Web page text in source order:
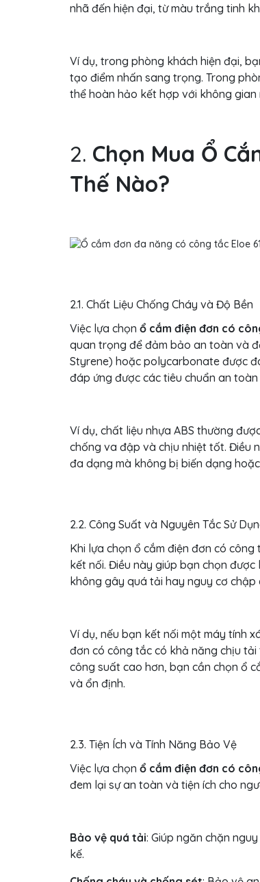
nhã đến hiện đại, từ màu trắng tinh
Ví dụ, trong phòng khách hiện đại,
tạo điểm nhấn sang trọng. Trong
thể hoàn hảo kết hợp với không gian
2. Chọn Mua Ổ
Thế Nào?
2.1. Chất Liệu Chống Cháy và Độ Bền
Việc lựa chọn ổ cắm điện đơn có
quan trọng để đảm bảo an toàn và
Styrene) hoặc polycarbonate được
đáp ứng được các tiêu chuẩn an
Ví dụ, chất liệu nhựa ABS thường
chống va đập và chịu nhiệt tốt. Điều
đa dạng mà không bị biến dạng
2.2. Công Suất và Nguyên Tắc Sử
Khi lựa chọn ổ cắm điện đơn có
kết nối. Điều này giúp bạn chọn
không gây quá tải hay nguy cơ chập
Ví dụ, nếu bạn kết nối một máy tính
đơn có công tắc có khả năng chịu
công suất cao hơn, bạn cần chọn ổ
và ổn định.
2.3. Tiện Ích và Tính Năng Bảo Vệ
Việc lựa chọn ổ cắm điện đơn có
đem lại sự an toàn và tiện ích cho
Bảo vệ quá tải: Giúp ngăn chặn
kế.